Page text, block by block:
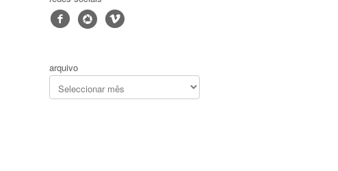
f 4 v
arquivo